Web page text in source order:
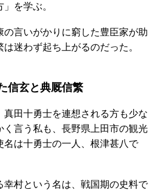
を学ぶ。
の言いがかりに窮した豊臣家が助
迷わず起ち上がるのだった。
信玄と典厩信繁
田十勇士を連想される方も少な
く言う私も、長野県上田市の観光
名は十勇士の一人、根津甚八で
幸村という名は、戦国期の史料で